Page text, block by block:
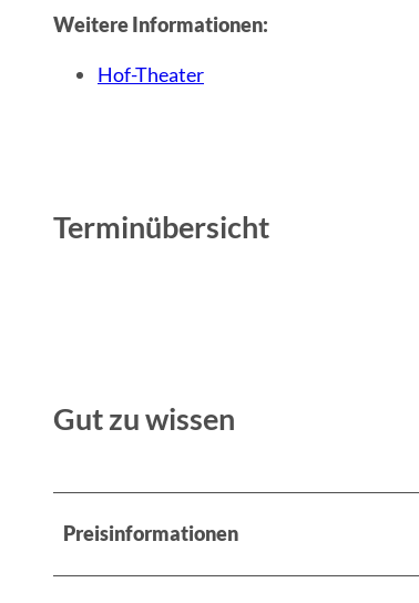
Weitere Informationen:
Hof-Theater
Terminübersicht
Gut zu wissen
Preisinformationen